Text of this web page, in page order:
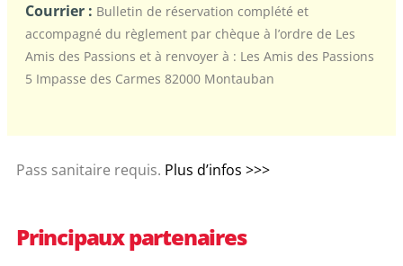
Courrier : Bulletin de réservation complété et
accompagné du règlement par chèque à l’ordre de Les
Amis des Passions et à renvoyer à : Les Amis des Passions
5 Impasse des Carmes 82000 Montauban
Pass sanitaire requis. Plus d’infos >>>
Principaux partenaires